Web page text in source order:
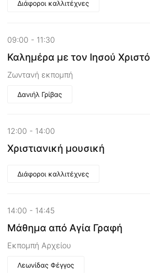
Διάφοροι καλλιτέχνες
09:00 - 11:30
Καλημέρα με τον Ιησού Χριστό
Ζωντανή εκπομπή
Δανιήλ Γρίβας
12:00 - 14:00
Χριστιανική μουσική
Διάφοροι καλλιτέχνες
14:00 - 14:45
Μάθημα από Αγία Γραφή
Εκπομπή Αρχείου
Λεωνίδας Φέγγος